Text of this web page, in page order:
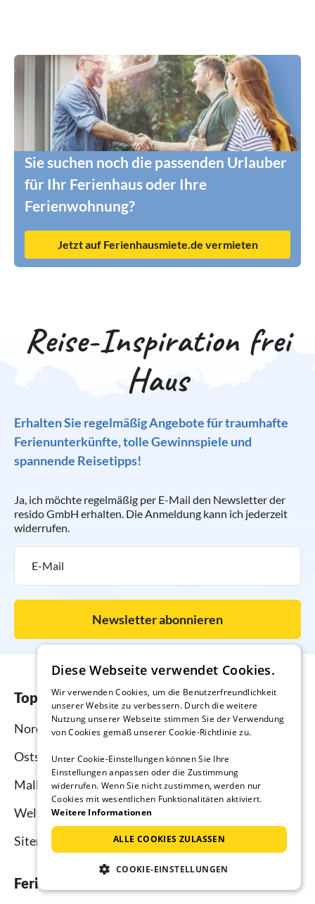
Sie suchen noch die passenden Urlauber
für Ihr Ferienhaus oder Ihre
Ferienwohnung?
Jetzt auf Ferienhausmiete.de vermieten
Reise-Inspiration frei
Haus
Erhalten Sie regelmäßig Angebote für traumhafte
Ferienunterkünfte, tolle Gewinnspiele und
spannende Reisetipps!
Ja, ich möchte regelmäßig per E-Mail den Newsletter der
resido GmbH erhalten. Die Anmeldung kann ich jederzeit
widerrufen.
Newsletter abonnieren
Top-Regionen
Nordsee
Ostsee
Mallorca
Weltweit
Sitemap
Ferienhausmiete.de
Diese Webseite verwendet Cookies.
Wir verwenden Cookies, um die Benutzerfreundlichkeit
unserer Website zu verbessern. Durch die weitere
Nutzung unserer Webseite stimmen Sie der Verwendung
von Cookies gemäß unserer Cookie-Richtlinie zu.
Unter Cookie-Einstellungen können Sie Ihre
Einstellungen anpassen oder die Zustimmung
widerrufen. Wenn Sie nicht zustimmen, werden nur
Cookies mit wesentlichen Funktionalitäten aktiviert.
Weitere Informationen
ALLE COOKIES ZULASSEN
COOKIE-EINSTELLUNGEN